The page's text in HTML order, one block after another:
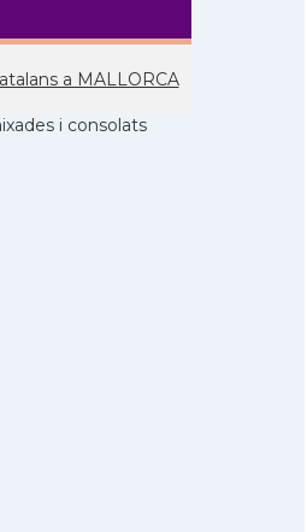
a MALLORCA
i consolats